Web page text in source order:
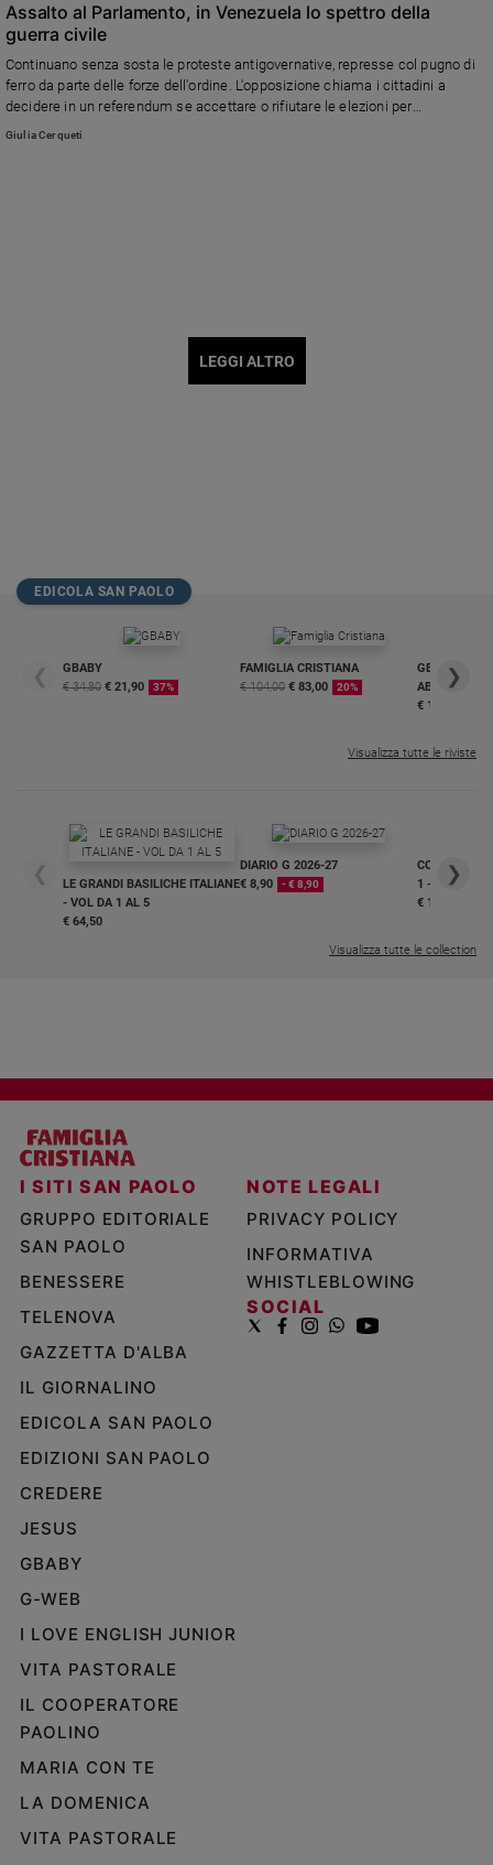
Assalto al Parlamento, in Venezuela lo spettro della
guerra civile
Continuano senza sosta le proteste antigovernative, represse col pugno di
ferro da parte delle forze dell'ordine. L'opposizione chiama i cittadini a
decidere in un referendum se accettare o rifiutare le elezioni per
l'Assemblea costituente fissate per il 30 luglio.
Giulia Cerqueti
LEGGI ALTRO
EDICOLA SAN PAOLO
❮
GBABY
€ 34,80 € 21,90 37%
FAMIGLIA CRISTIANA
€ 104,00 € 83,00 20%
GBABY
€ 16,99
❯
Visualizza tutte le riviste
❮
LE GRANDI BASILICHE ITALIANE
- VOL DA 1 AL 5
€ 64,50
DIARIO G 2026-27
€ 8,90
- € 8,90
COLLANA
1 - 2
€ 18,50
❯
Visualizza tutte le collection
I SITI SAN PAOLO
GRUPPO EDITORIALE
SAN PAOLO
BENESSERE
TELENOVA
GAZZETTA D'ALBA
IL GIORNALINO
EDICOLA SAN PAOLO
EDIZIONI SAN PAOLO
CREDERE
JESUS
GBABY
G-WEB
I LOVE ENGLISH JUNIOR
VITA PASTORALE
IL COOPERATORE
PAOLINO
MARIA CON TE
LA DOMENICA
VITA PASTORALE
NOTE LEGALI
PRIVACY POLICY
INFORMATIVA
WHISTLEBLOWING
SOCIAL